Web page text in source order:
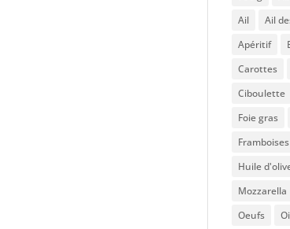
Ail
Ail
Apéritif
Carottes
Ciboulette
Foie gras
Framboises
Huile
Mozzarella
Oeufs